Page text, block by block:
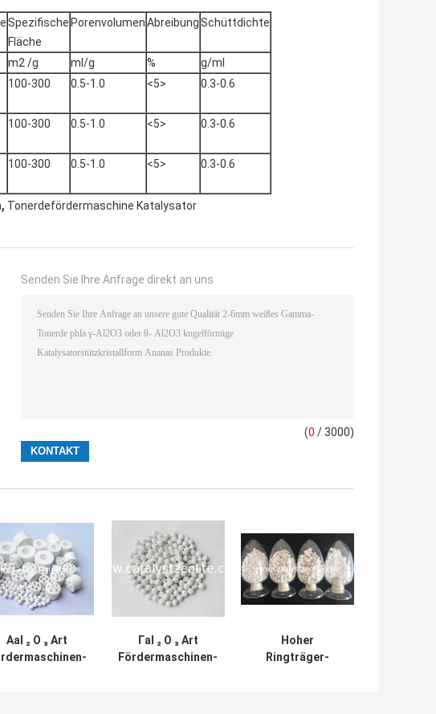
Spezifische
Fläche
PorenvolumenAbreibungSchüttdichte
m2 /g ml/g %
g/ml
100-300 0.5-1.0 <5> 0.3-0.6
100-300 0.5-1.0 <5> 0.3-0.6
100-300 0.5-1.0 <5> 0.3-0.6
, Tonerdefördermaschine Katalysator
Senden Sie Ihre Anfrage direkt an uns
(0 / 3000)
Αal ₂ O ₃ Art
Γal ₂ O ₃ Art
Fördermaschinen-
Hoher
Ringträger-